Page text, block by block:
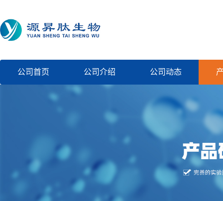
公司首页 公司介绍 公司动态